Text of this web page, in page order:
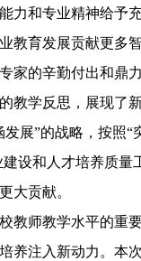
力和专业精神给予
教育发展贡献更多智
的辛勤付出和鼎
教学反思，展现了
展”的战略，按照“
设和人才培养质
大贡献。
师教学水平的重
养注入新动力。本